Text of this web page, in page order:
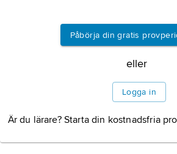
Påbörja din gratis
eller
Logga in
Är du lärare? Starta din kostnadsfria